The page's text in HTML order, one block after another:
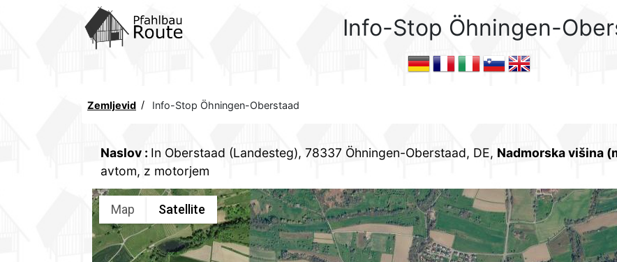
Info-Stop Öhningen-
KomunicacijeZemljevid Info-Stop Öhningen-Oberstaad
Naslov : In Oberstaad (Landesteg), 78337 Öhningen-Oberstaad, DE, Nadmorska višina
avtom, z motorjem
Map Satellite